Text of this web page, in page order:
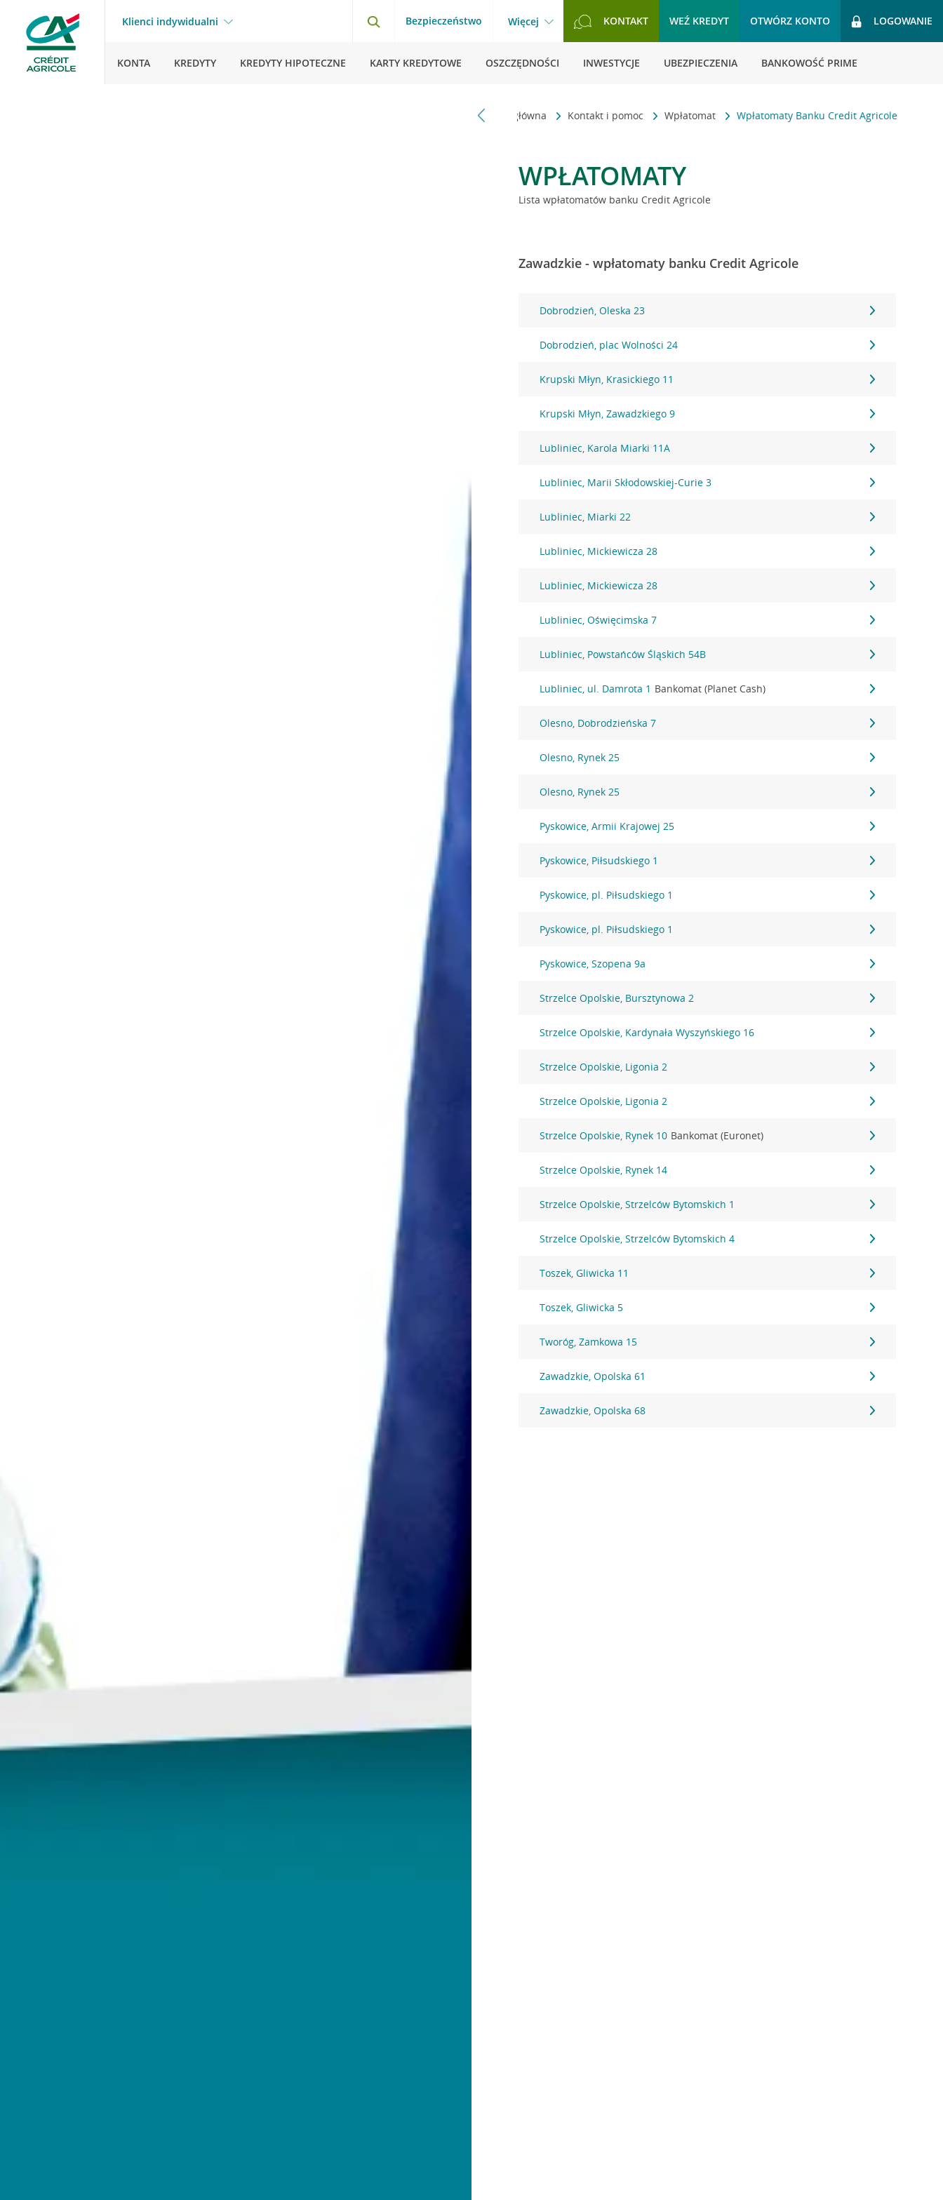
Klienci indywidualni Bezpieczeństwo Więcej KONTAKT WEŹ KREDYT OTWÓRZ KONTO LOGOWANIE
KONTA KREDYTY KREDYTY HIPOTECZNE KARTY KREDYTOWE OSZCZĘDNOŚCI INWESTYCJE UBEZPIECZENIA BANKOWOŚĆ PRIME
Strona główna Kontakt i pomoc Wpłatomat Wpłatomaty Banku Credit Agricole
WPŁATOMATY
Lista wpłatomatów banku Credit Agricole
Zawadzkie - wpłatomaty banku Credit Agricole
Dobrodzień, Oleska 23
Dobrodzień, plac Wolności 24
Krupski Młyn, Krasickiego 11
Krupski Młyn, Zawadzkiego 9
Lubliniec, Karola Miarki 11A
Lubliniec, Marii Skłodowskiej-Curie 3
Lubliniec, Miarki 22
Lubliniec, Mickiewicza 28
Lubliniec, Mickiewicza 28
Lubliniec, Oświęcimska 7
Lubliniec, Powstańców Śląskich 54B
Lubliniec, ul. Damrota 1 Bankomat (Planet Cash)
Olesno, Dobrodzieńska 7
Olesno, Rynek 25
Olesno, Rynek 25
Pyskowice, Armii Krajowej 25
Pyskowice, Piłsudskiego 1
Pyskowice, pl. Piłsudskiego 1
Pyskowice, pl. Piłsudskiego 1
Pyskowice, Szopena 9a
Strzelce Opolskie, Bursztynowa 2
Strzelce Opolskie, Kardynała Wyszyńskiego 16
Strzelce Opolskie, Ligonia 2
Strzelce Opolskie, Ligonia 2
Strzelce Opolskie, Rynek 10 Bankomat (Euronet)
Strzelce Opolskie, Rynek 14
Strzelce Opolskie, Strzelców Bytomskich 1
Strzelce Opolskie, Strzelców Bytomskich 4
Toszek, Gliwicka 11
Toszek, Gliwicka 5
Tworóg, Zamkowa 15
Zawadzkie, Opolska 61
Zawadzkie, Opolska 68